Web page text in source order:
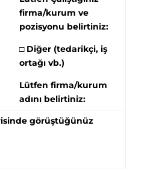
firma/kurum ve
pozisyonu belirtiniz:
□ Diğer (tedarikçi, iş
ortağı vb.)
Lütfen firma/kurum
adını belirtiniz:
görüştüğünüz